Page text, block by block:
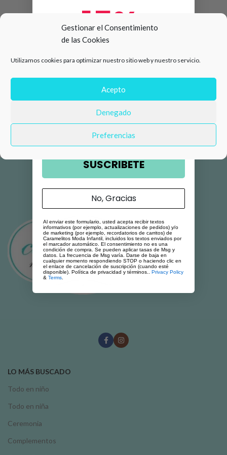
Gestionar el Consentimiento
de las Cookies
Utilizamos cookies para optimizar nuestro sitio web y nuestro servicio.
Acepto
Denegado
Preferencias
LO MÁS BUSCADO
Todo en niño
Todo en niña
Ceremonia
Complementos
15%
compra 🛍️
Número de teléfono
Email
SUSCRIBETE
No, Gracias
Al enviar este formulario, usted acepta recibir textos
informativos (por ejemplo, actualizaciones de pedidos) y/o
de marketing (por ejemplo, recordatorios de carritos) de
Caramelitos Moda Infantil, incluidos los textos enviados por
el marcador automático. El consentimiento no es una
condición de compra. Se pueden aplicar tasas de Msg y
datos. La frecuencia de Msg varía. Darse de baja en
cualquier momento respondiendo STOP o haciendo clic en
el enlace de cancelación de suscripción (cuando esté
disponible). Política de privacidad y términos.. Privacy Policy
& Terms